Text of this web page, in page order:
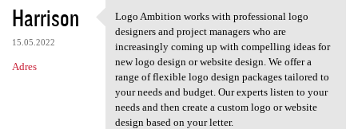
Harrison
15.05.2022
Adres
Logo Ambition works with
Logo Ambition works with professional logo
designers and project managers who are
increasingly coming up with compelling ideas for
new logo design or website design. We offer a
range of flexible logo design packages tailored to
your needs and budget. Our experts listen to your
needs and then create a custom logo or website
design based on your letter.